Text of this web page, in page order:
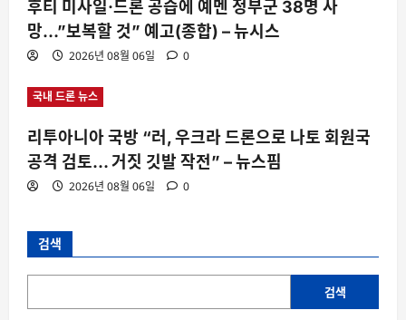
후티 미사일·드론 공습에 예멘 정부군 38명 사
망…”보복할 것” 예고(종합) – 뉴시스
2026년 08월 06일 0
국내 드론 뉴스
리투아니아 국방 “러, 우크라 드론으로 나토 회원국
공격 검토… 거짓 깃발 작전” – 뉴스핌
2026년 08월 06일 0
검색
검색